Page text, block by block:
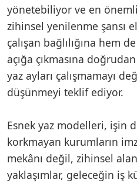
yönetebiliyor ve en
zihinsel yenilenme şansı
çalışan bağlılığına hem
açığa çıkmasına doğrudan
yaz ayları çalışmamayı
düşünmeyi teklif ediyor.
Esnek yaz modelleri, işin
korkmayan kurumların
mekânı değil, zihinsel
yaklaşımlar, geleceğin iş